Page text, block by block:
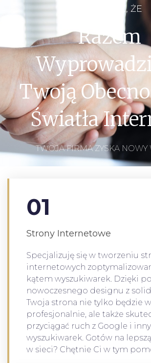
CZY WIESZ, ŻE
Razem
Twoją
Światła
TWOJA FIRMA ZYSKA NOWY
01
Strony Internetowe
Specjalizuję się w tworzeniu
internetowych
kątem wyszukiwarek. Dzięki
nowoczesnego designu z
Twoja strona nie tylko będzie
profesjonalnie, ale także
przyciągać ruch z Google i
wyszukiwarek. Gotów na
w sieci? Chętnie Ci w tym